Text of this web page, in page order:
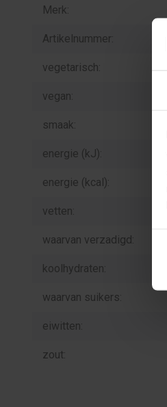
Merk:
Artikelnummer:
vegetarisch:
vegan:
smaak:
energie (kJ):
energie (kcal):
vetten:
waarvan verzadigd:
koolhydraten:
waarvan suikers:
eiwitten:
zout: